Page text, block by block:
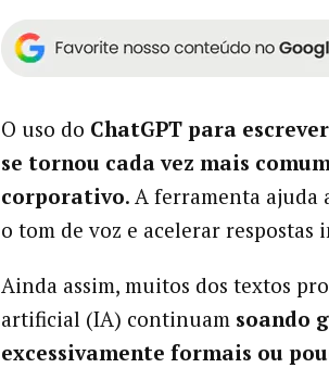
O uso do ChatGPT para
se tornou cada vez mais
corporativo. A ferramenta ajuda
o tom de voz e acelerar respostas
Ainda assim, muitos dos textos
artificial (IA) continuam soando
excessivamente formais ou